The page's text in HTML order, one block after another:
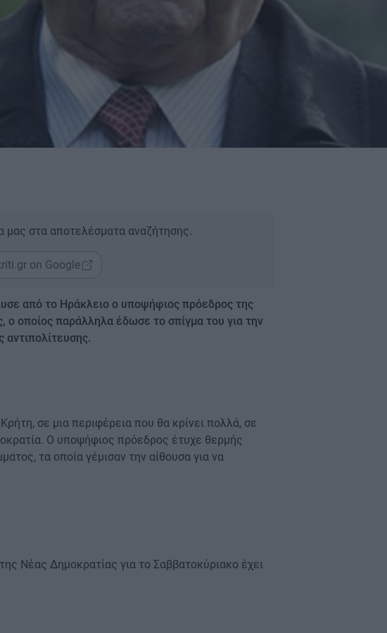
μας στα αποτελέσματα αναζήτησης.
on Google
από το Ηράκλειο ο υποψήφιος πρόεδρος της
οποίος παράλληλα έδωσε το σπίγμα του για την
σε μια περιφέρεια που θα κρίνει πολλά, σε
Ο υποψήφιος πρόεδρος έτυχε θερμής
τα οποία γέμισαν την αίθουσα για να
Νέας Δημοκρατίας για το Σαββατοκύριακο έχει